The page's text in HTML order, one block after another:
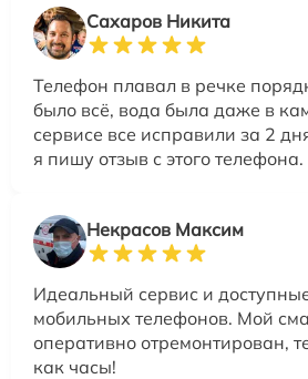
Сахаров Никита
Телефон плавал в речке
было всё, вода была даже в
сервисе все исправили за 2
я пишу отзыв с этого телефона.
Некрасов Максим
Идеальный сервис и
мобильных телефонов. Мой
оперативно отремонтирован,
как часы!